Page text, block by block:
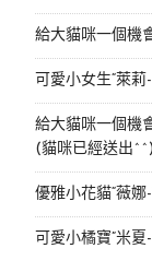
給大貓咪一個機
可愛小女生“萊
給大貓咪一個機
(貓咪已經送出^^)
優雅小花貓“薇
可愛小橘寶”米夏